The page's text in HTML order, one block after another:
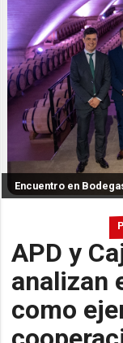
APD y
analizan
como
Encuentro en